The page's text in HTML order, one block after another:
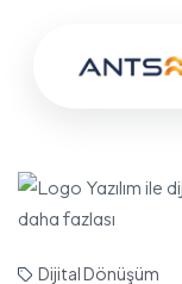
Dijital Dönüşüm